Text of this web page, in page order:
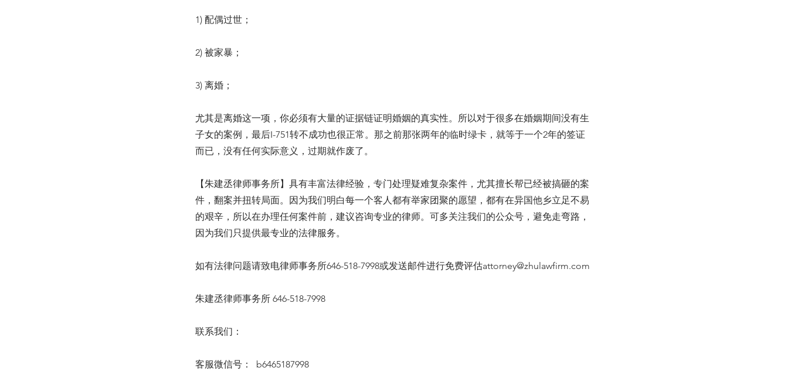
1) 配偶过世；
2) 被家暴；
3) 离婚；
尤其是离婚这一项，你必须有大量的证据链证明婚姻的真实性。所以对于很多在婚姻期间没有生
子女的案例，最后I-751转不成功也很正常。那之前那张两年的临时绿卡，就等于一个2年的签证
而已，没有任何实际意义，过期就作废了。
【朱建丞律师事务所】具有丰富法律经验，专门处理疑难复杂案件，尤其擅长帮已经被搞砸的案
件，翻案并扭转局面。因为我们明白每一个客人都有举家团聚的愿望，都有在异国他乡立足不易
的艰辛，所以在办理任何案件前，建议咨询专业的律师。可多关注我们的公众号，避免走弯路，
因为我们只提供最专业的法律服务。
如有法律问题请致电律师事务所646-518-7998或发送邮件进行免费评估attorney@zhulawfirm.com
朱建丞律师事务所 646-518-7998
联系我们：
客服微信号： b6465187998